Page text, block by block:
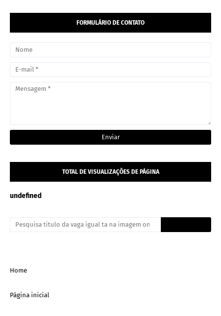
FORMULÁRIO DE CONTATO
TOTAL DE VISUALIZAÇÕES DE PÁGINA
undefned
Home
Página inicial